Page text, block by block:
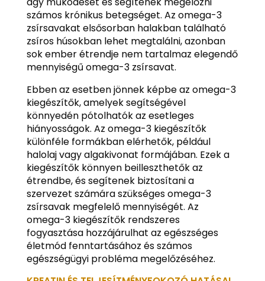
számos krónikus betegséget. Az omega-3
zsírsavakat elsősorban halakban található
zsíros húsokban lehet megtalálni, azonban
sok ember étrendje nem tartalmaz elegendő
mennyiségű omega-3 zsírsavat.
Ebben az esetben jönnek képbe az omega-3
kiegészítők, amelyek segítségével
könnyedén pótolhatók az esetleges
hiányosságok. Az omega-3 kiegészítők
különféle formákban elérhetők, például
halolaj vagy algakivonat formájában. Ezek a
kiegészítők könnyen beilleszthetők az
étrendbe, és segítenek biztosítani a
szervezet számára szükséges omega-3
zsírsavak megfelelő mennyiségét. Az
omega-3 kiegészítők rendszeres
fogyasztása hozzájárulhat az egészséges
életmód fenntartásához és számos
egészségügyi probléma megelőzéséhez.